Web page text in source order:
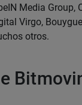
Media Group,
Virgo,
otros.